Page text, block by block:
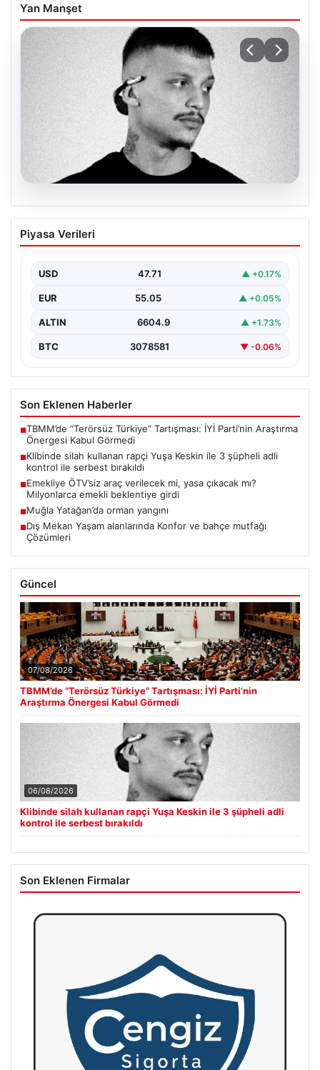
Yan Manşet
06.08.2026
Klibinde silah kullanan rapçi Yuşa
Keskin ile 3 şüpheli adli kontrol ile
Piyasa Verileri
USD 47.71 ▲ +0.17%
EUR 55.05 ▲ +0.05%
ALTIN 6604.9 ▲ +1.73%
BTC 3078581 ▼ -0.06%
Son Eklenen Haberler
■TBMM’de “Terörsüz Türkiye” Tartışması: İYİ Parti’nin Araştırma
Önergesi Kabul Görmedi
■Klibinde silah kullanan rapçi Yuşa Keskin ile 3 şüpheli adli
kontrol ile serbest bırakıldı
■Emekliye ÖTV’siz araç verilecek mi, yasa çıkacak mı?
Milyonlarca emekli beklentiye girdi
■Muğla Yatağan’da orman yangını
■Dış Mekan Yaşam alanlarında Konfor ve bahçe mutfağı
Çözümleri
Güncel
07/08/2026
TBMM’de “Terörsüz Türkiye” Tartışması: İYİ Parti’nin
Araştırma Önergesi Kabul Görmedi
06/08/2026
Klibinde silah kullanan rapçi Yuşa Keskin ile 3 şüpheli adli
kontrol ile serbest bırakıldı
Son Eklenen Firmalar